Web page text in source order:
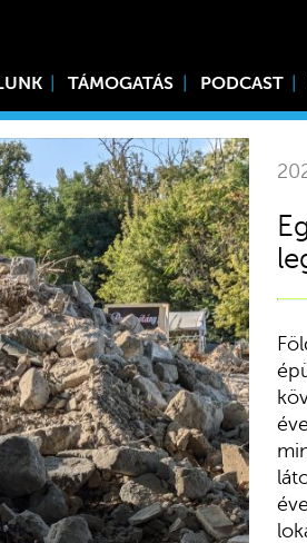
TÁMOGATÁS PODCAST